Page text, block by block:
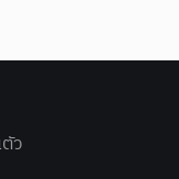
ว